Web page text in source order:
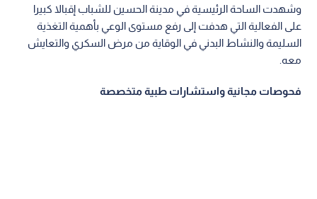
وشهدت الساحة الرئيسية في مدينة الحسين للشباب إقبالا كبيرا
على الفعالية التي هدفت إلى رفع مستوى الوعي بأهمية التغذية
السليمة والنشاط البدني في الوقاية من مرض السكري والتعايش
معه.
فحوصات مجانية واستشارات طبية متخصصة